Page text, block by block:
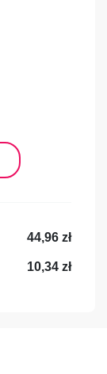
44,96 zł
10,34 zł